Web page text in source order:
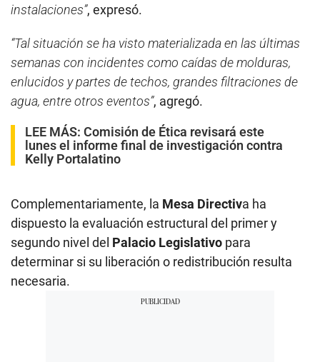
instalaciones”, expresó.
“Tal situación se ha visto materializada en las últimas
semanas con incidentes como caídas de molduras,
enlucidos y partes de techos, grandes filtraciones de
agua, entre otros eventos”, agregó.
LEE MÁS: Comisión de Ética revisará este
lunes el informe final de investigación contra
Kelly Portalatino
Complementariamente, la Mesa Directiva ha
dispuesto la evaluación estructural del primer y
segundo nivel del Palacio Legislativo para
determinar si su liberación o redistribución resulta
necesaria.